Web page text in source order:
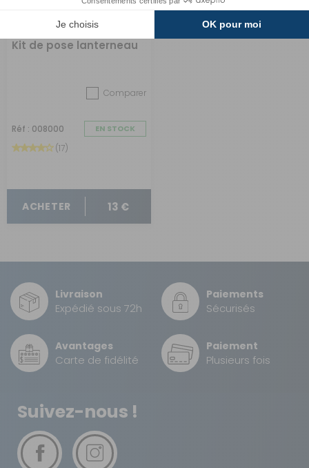
Kit de pose lanterneau
Comparer
Réf : 008000 EN STOCK
(17)
ACHETER 13 €
Livraison
Expédié sous 72h
Paiements
Sécurisés
Avantages
Carte de fidélité
Paiement
Plusieurs fois
Suivez-nous !